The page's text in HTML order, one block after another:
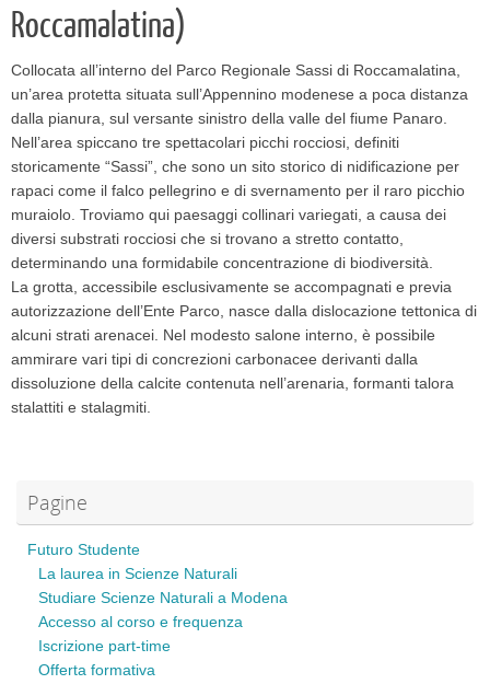
Roccamalatina)
Collocata all’interno del Parco Regionale Sassi di Roccamalatina,
un’area protetta situata sull’Appennino modenese a poca distanza
dalla pianura, sul versante sinistro della valle del fiume Panaro.
Nell’area spiccano tre spettacolari picchi rocciosi, definiti
storicamente “Sassi”, che sono un sito storico di nidificazione per
rapaci come il falco pellegrino e di svernamento per il raro picchio
muraiolo. Troviamo qui paesaggi collinari variegati, a causa dei
diversi substrati rocciosi che si trovano a stretto contatto,
determinando una formidabile concentrazione di biodiversità.
La grotta, accessibile esclusivamente se accompagnati e previa
autorizzazione dell’Ente Parco, nasce dalla dislocazione tettonica di
alcuni strati arenacei. Nel modesto salone interno, è possibile
ammirare vari tipi di concrezioni carbonacee derivanti dalla
dissoluzione della calcite contenuta nell’arenaria, formanti talora
stalattiti e stalagmiti.
Pagine
Futuro Studente
La laurea in Scienze Naturali
Studiare Scienze Naturali a Modena
Accesso al corso e frequenza
Iscrizione part-time
Offerta formativa